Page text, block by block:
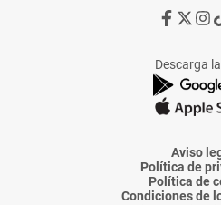
Ir
de
La
Voz
Almería
Ir
de
La
Voz
Ir
Descarga
Aviso
Política de
Política de
Condiciones de